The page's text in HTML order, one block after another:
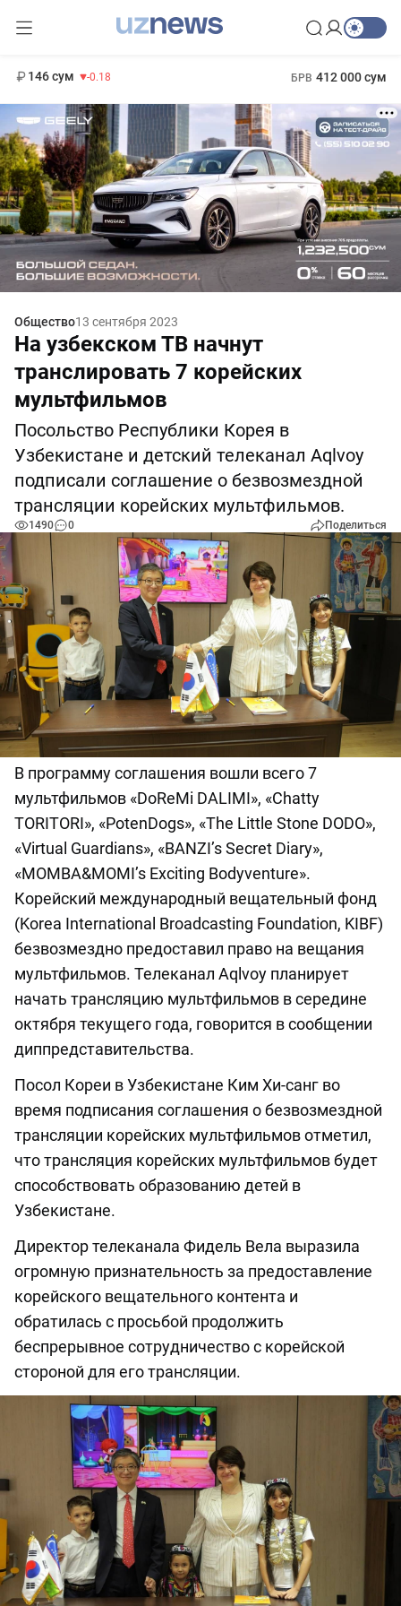
146 сум -0.18 БРВ 412 000 сум
Общество13 сентября 2023
На узбекском ТВ начнут
транслировать 7 корейских
мультфильмов
Посольство Республики Корея в
Узбекистане и детский телеканал Aqlvoy
подписали соглашение о безвозмездной
трансляции корейских мультфильмов.
1490 0 Поделиться
В программу соглашения вошли всего 7
мультфильмов «DoReMi DALIMI», «Chatty
TORITORI», «PotenDogs», «The Little Stone DODO»,
«Virtual Guardians», «BANZI’s Secret Diary»,
«MOMBA&MOMI’s Exciting Bodyventure».
Корейский международный вещательный фонд
(Korea International Broadcasting Foundation, KIBF)
безвозмездно предоставил право на вещания
мультфильмов. Телеканал Aqlvoy планирует
начать трансляцию мультфильмов в середине
октября текущего года, говорится в сообщении
диппредставительства.
Посол Кореи в Узбекистане Ким Хи-санг во
время подписания соглашения о безвозмездной
трансляции корейских мультфильмов отметил,
что трансляция корейских мультфильмов будет
способствовать образованию детей в
Узбекистане.
Директор телеканала Фидель Вела выразила
огромную признательность за предоставление
корейского вещательного контента и
обратилась с просьбой продолжить
беспрерывное сотрудничество с корейской
стороной для его трансляции.